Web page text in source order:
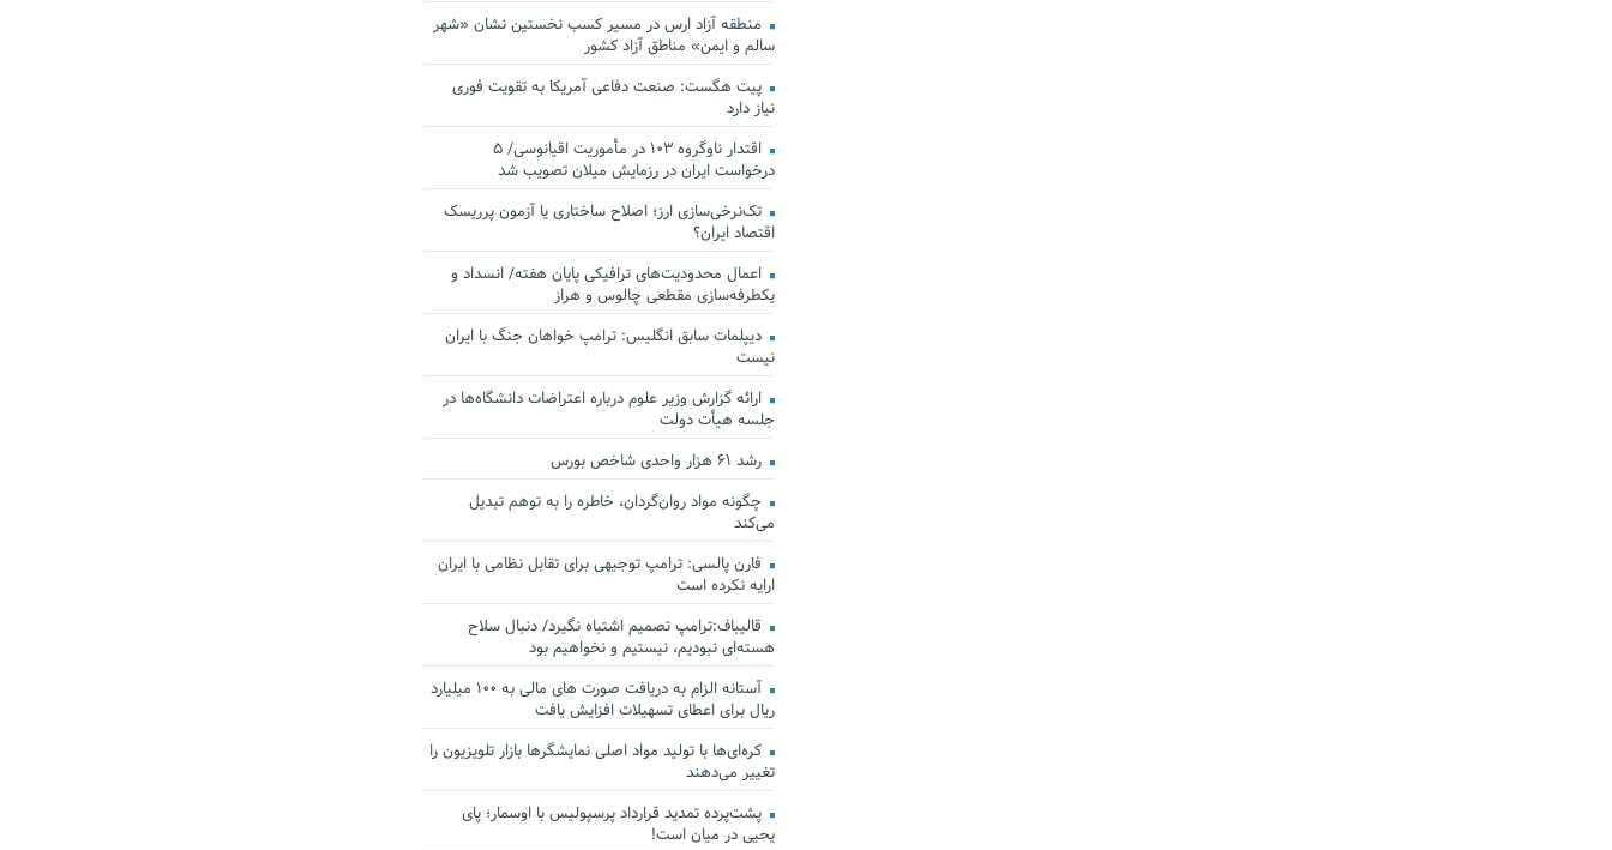
منطقه آزاد ارس در مسیر کسب نخستین نشان «شهر
سالم و ایمن» مناطق آزاد کشور
پیت هگست: صنعت دفاعی آمریکا به تقویت فوری
نیاز دارد
اقتدار ناوگروه ۱۰۳ در مأموریت‌ اقیانوسی/ ۵
درخواست ایران در رزمایش میلان تصویب شد
تک‌نرخی‌سازی ارز؛ اصلاح ساختاری یا آزمون پرریسک
اقتصاد ایران؟
اعمال محدودیت‌های ترافیکی پایان هفته/ انسداد و
یکطرفه‌سازی مقطعی چالوس و هراز
دیپلمات سابق انگلیس:‌ ترامپ خواهان جنگ با ایران
نیست
ارائه گزارش وزیر علوم درباره اعتراضات دانشگاه‌ها در
جلسه هیأت دولت
رشد ۶۱ هزار واحدی شاخص بورس
چگونه مواد روان‌گردان، خاطره را به توهم تبدیل
می‌کند
فارن پالسی: ترامپ توجیهی برای تقابل نظامی با ایران
ارایه نکرده است
قالیباف:ترامپ تصمیم اشتباه نگیرد/ دنبال سلاح
هسته‌ای نبودیم، نیستیم و نخواهیم بود
آستانه الزام به دریافت صورت های مالی به ۱۰۰ میلیارد
ریال برای اعطای تسهیلات افزایش یافت
کره‌ای‌ها با تولید مواد اصلی نمایشگرها بازار تلویزیون را
تغییر می‌دهند
پشت‌پرده تمدید قرارداد پرسپولیس با اوسمار؛ پای
یحیی در میان است!